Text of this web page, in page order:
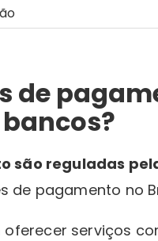
de
são reguladas
de pagamento no
oferecer serviços